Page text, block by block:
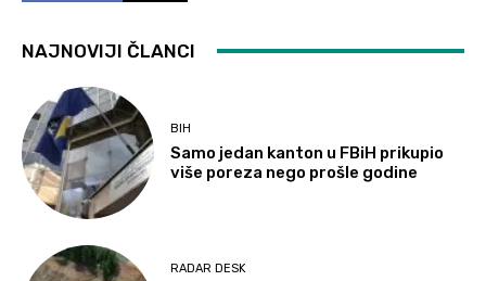
NAJNOVIJI ČLANCI
BIH
Samo jedan kanton u FBiH prikupio
više poreza nego prošle godine
RADAR DESK